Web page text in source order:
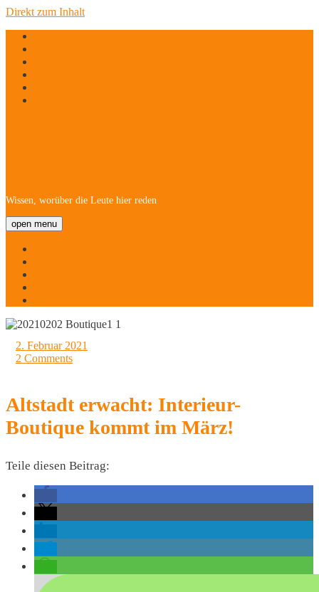
Direkt zum Inhalt
Wissen, worüber die Leute hier reden
open menu
2. Februar 2021
2 Comments
Altstadt erwacht: Interieur-
Boutique kommt im März!
Teile diesen Beitrag: